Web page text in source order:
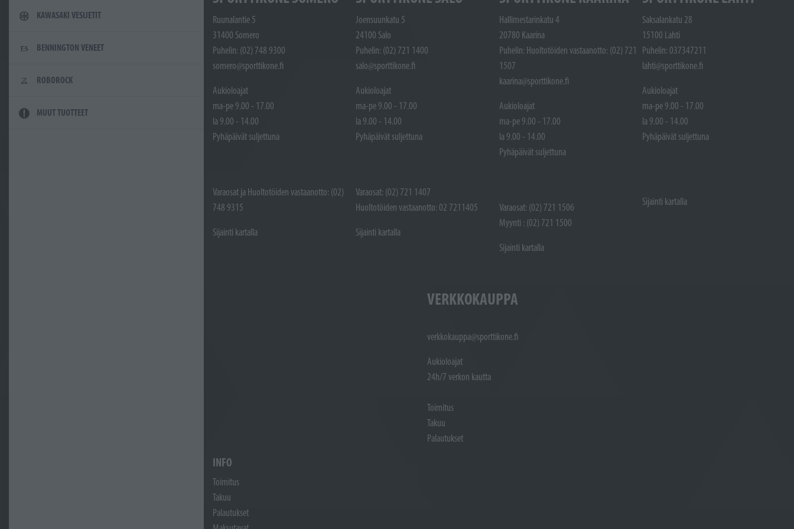
KAWASAKI VESIJETIT
BENNINGTON VENEET
ROBOROCK
MUUT TUOTTEET
Ruunalantie 5
31400 Somero
Puhelin: (02) 748 9300
somero@sporttikone.fi
Aukioloajat
ma-pe 9.00 - 17.00
la 9.00 - 14.00
Pyhäpäivät suljettuna
Varaosat ja Huoltotöiden vastaanotto: (02)
748 9315
Sijainti kartalla
Joensuunkatu 5
24100 Salo
Puhelin: (02) 721 1400
salo@sporttikone.fi
Aukioloajat
ma-pe 9.00 - 17.00
la 9.00 - 14.00
Pyhäpäivät suljettuna
Varaosat: (02) 721 1407
Huoltotöiden vastaanotto: 02 7211405
Sijainti kartalla
Hallimestarinkatu 4
20780 Kaarina
Puhelin: Huoltotöiden vastaanotto: (02) 721
1507
kaarina@sporttikone.fi
Aukioloajat
ma-pe 9.00 - 17.00
la 9.00 - 14.00
Pyhäpäivät suljettuna
Varaosat: (02) 721 1506
Myynti : (02) 721 1500
Sijainti kartalla
Saksalankatu 28
15100 Lahti
Puhelin: 037347211
lahti@sporttikone.fi
Aukioloajat
ma-pe 9.00 - 17.00
la 9.00 - 14.00
Pyhäpäivät suljettuna
Sijainti kartalla
VERKKOKAUPPA
verkkokauppa@sporttikone.fi
Aukioloajat
24h/7 verkon kautta
Toimitus
Takuu
Palautukset
INFO
Toimitus
Takuu
Palautukset